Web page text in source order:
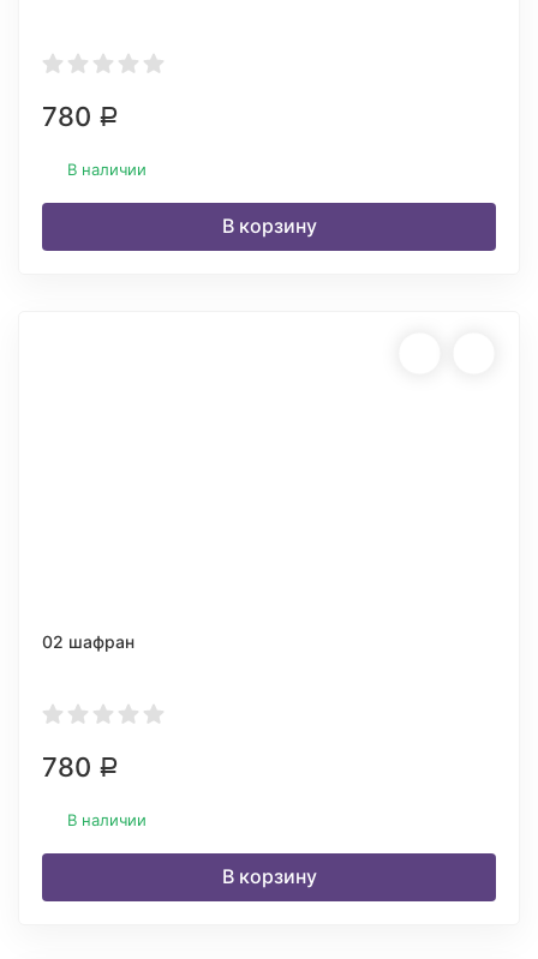
780 Р
В наличии
В корзину
02 шафран
780 Р
В наличии
В корзину